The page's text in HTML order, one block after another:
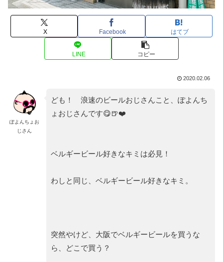
X Facebook はてブ
LINE コピー
2020.02.06
ぽよんちょお
じさん
ども！ 浪速のビールおじさんこと、ぽよんち
ょおじさんです😋🍺❤️
ベルギービール好きなキミは必見！
わしと同じ、ベルギービール好きなキミ。
突然やけど、大阪でベルギービールを買うな
ら、どこで買う？